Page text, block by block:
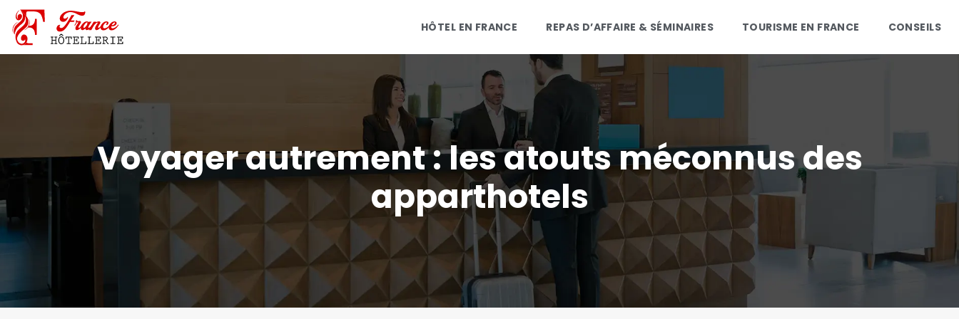
HÔTEL EN FRANCE REPAS D’AFFAIRE & SÉMINAIRES TOURISME EN FRANCE CONSEILS
Voyager autrement : les atouts méconnus des
apparthotels